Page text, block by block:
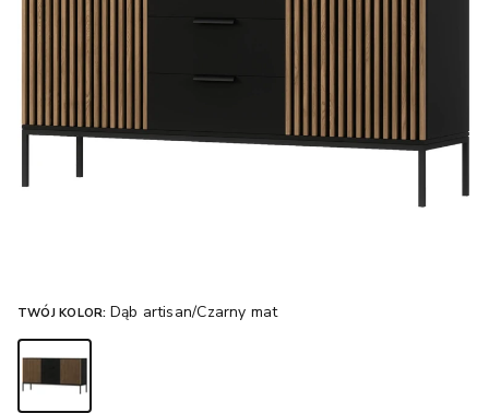
TWÓJ KOLOR: Dąb artisan/Czarny mat